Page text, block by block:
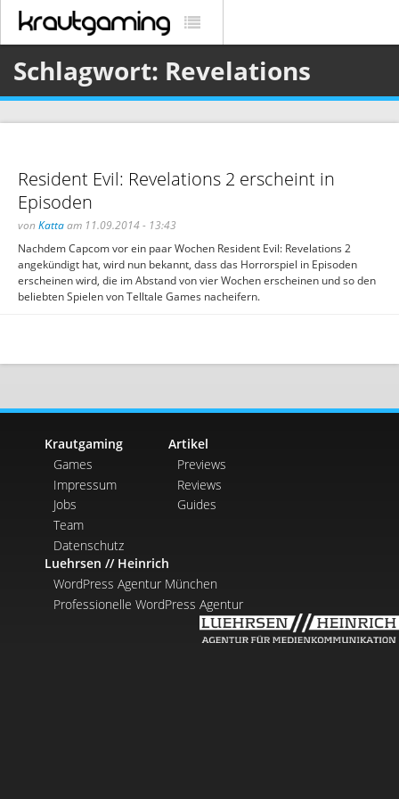
Schlagwort: Revelations
Resident Evil: Revelations 2 erscheint in
Episoden
von Kattaam 11.09.2014 - 13:43
Nachdem Capcom vor ein paar Wochen Resident Evil: Revelations 2
angekündigt hat, wird nun bekannt, dass das Horrorspiel in Episoden
erscheinen wird, die im Abstand von vier Wochen erscheinen und so den
beliebten Spielen von Telltale Games nacheifern.
Krautgaming
Games
Impressum
Jobs
Team
Datenschutz
Artikel
Previews
Reviews
Guides
Luehrsen // Heinrich
WordPress Agentur München
Professionelle WordPress Agentur